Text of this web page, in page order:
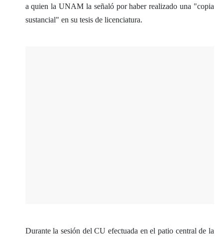
a quien la UNAM la señaló por haber realizado una "copia
sustancial" en su tesis de licenciatura.
Durante la sesión del CU efectuada en el patio central de la